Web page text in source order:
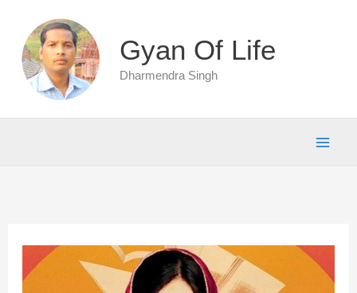
content
Gyan Of Life
Dharmendra Singh